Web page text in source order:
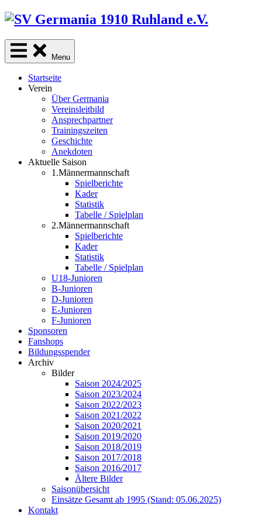
Skip
content
Menu
Startseite
Verein
Über Germania
Vereinsleitbild
Ansprechpartner
Trainingszeiten
Geschichte
Anekdoten
Aktuelle Saison
1.Männermannschaft
Spielberichte
Kader
Statistik
Tabelle / Spielplan
2.Männermannschaft
Spielberichte
Kader
Statistik
Tabelle / Spielplan
U18-Junioren
B-Junioren
D-Junioren
E-Junioren
F-Junioren
Sponsoren
Fanshops
Bildungsspender
Archiv
Bilder
Saison 2024/2025
Saison 2023/2024
Saison 2022/2023
Saison 2021/2022
Saison 2020/2021
Saison 2019/2020
Saison 2018/2019
Saison 2017/2018
Saison 2016/2017
Ältere Bilder
Saisonübersicht
Einsätze Gesamt ab 1995 (Stand: 05.06.2025)
Kontakt